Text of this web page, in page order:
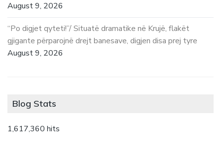
August 9, 2026
“Po digjet qyteti!”/ Situatë dramatike në Krujë, flakët
gjigante përparojnë drejt banesave, digjen disa prej tyre
August 9, 2026
Blog Stats
1,617,360 hits